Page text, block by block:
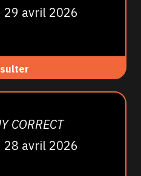
29 avril 2026
CORRECT
28 avril 2026